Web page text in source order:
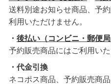
送料別途お知らせ商品、予
利用いただけません。
・ 後払い（コンビニ・郵便局
予約販売商品にはご利用いた
・代金引換
ネコポス商品、予約販売商